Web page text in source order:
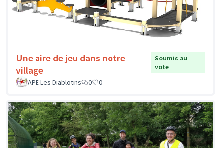
Une aire de jeu dans notre
village
Soumis au
vote
APE Les Diablotins
0 0